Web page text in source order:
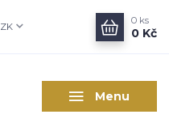
Menu
0 ks
0 Kč